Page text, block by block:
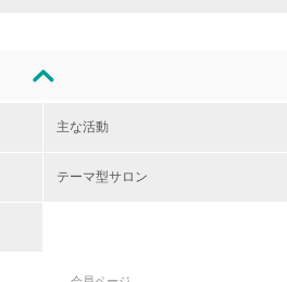
主な活動
テーマ型サロン